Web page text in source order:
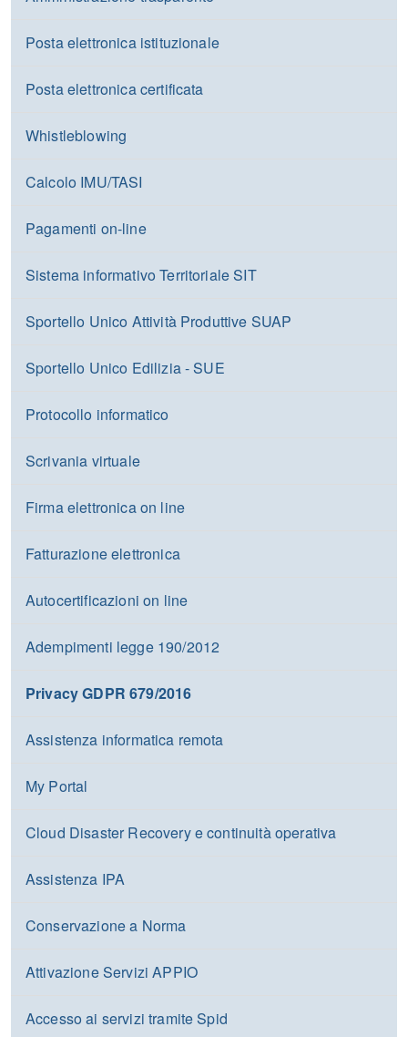
Posta elettronica istituzionale
Posta elettronica certificata
Whistleblowing
Calcolo IMU/TASI
Pagamenti on-line
Sistema informativo Territoriale SIT
Sportello Unico Attività Produttive SUAP
Sportello Unico Edilizia - SUE
Protocollo informatico
Scrivania virtuale
Firma elettronica on line
Fatturazione elettronica
Autocertificazioni on line
Adempimenti legge 190/2012
Privacy GDPR 679/2016
Assistenza informatica remota
My Portal
Cloud Disaster Recovery e continuità operativa
Assistenza IPA
Conservazione a Norma
Attivazione Servizi APPIO
Accesso ai servizi tramite Spid